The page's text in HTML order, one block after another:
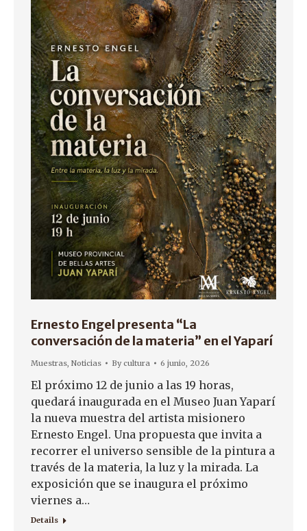
Ernesto Engel presenta “La
conversación de la materia” en el Yaparí
Muestras, Noticias Bycultura 6 junio, 2026
El próximo 12 de junio a las 19 horas,
quedará inaugurada en el Museo Juan Yaparí
la nueva muestra del artista misionero
Ernesto Engel. Una propuesta que invita a
recorrer el universo sensible de la pintura a
través de la materia, la luz y la mirada. La
exposición que se inaugura el próximo
viernes a…
Details